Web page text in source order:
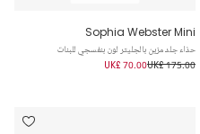
Sophia Webster Mini
حذاء جلد مزين بالجليتر لون بنفسجي للبنات
UK£ 175.00
UK£ 70.00